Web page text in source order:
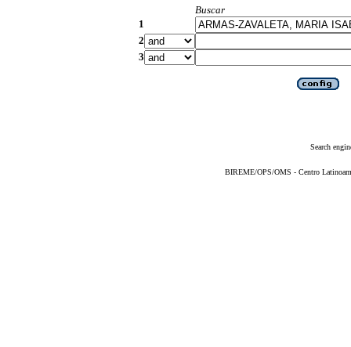
Buscar
1
2
3
Search
BIREME/OPS/OMS - Centro